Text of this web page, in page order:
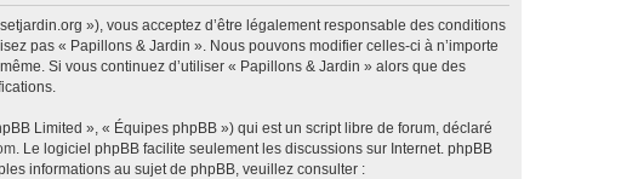
»), vous acceptez d’être légalement responsable des conditions
pas « Papillons & Jardin ». Nous pouvons modifier celles-ci à n’importe
Si vous continuez d’utiliser « Papillons & Jardin » alors que des
Limited », « Équipes phpBB ») qui est un script libre de forum, déclaré
. Le logiciel phpBB facilite seulement les discussions sur Internet. phpBB
informations au sujet de phpBB, veuillez consulter :